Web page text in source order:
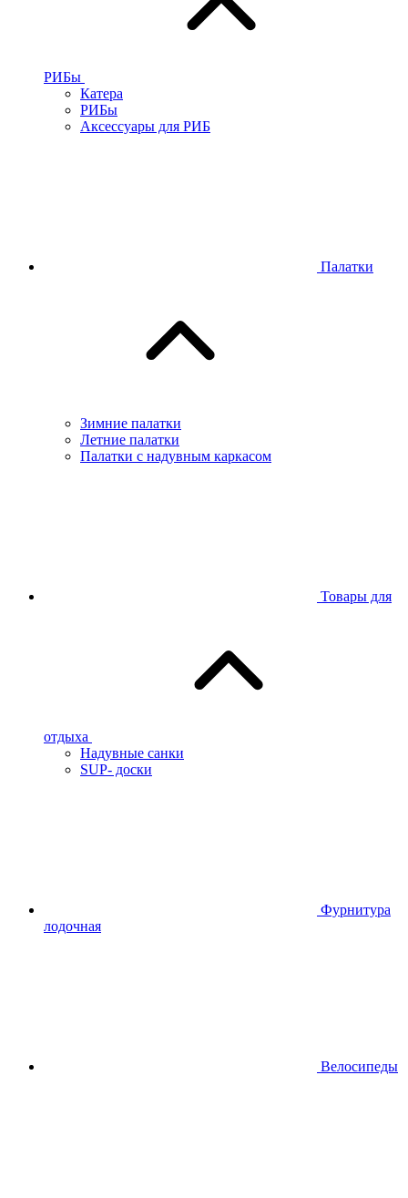
РИБы
Катера
РИБы
Аксессуары для РИБ
Палатки
Зимние палатки
Летние палатки
Палатки с надувным каркасом
Товары для
отдыха
Надувные санки
SUP- доски
Фурнитура
лодочная
Велосипеды